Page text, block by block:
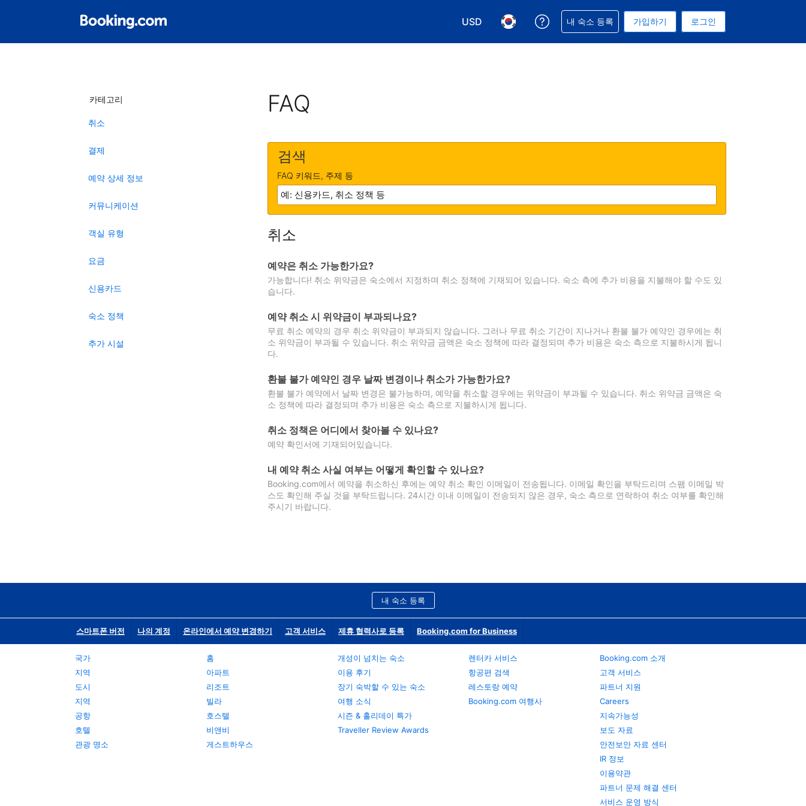
USD
통화 선택. 현재 선택된 통화는 미국 달러입니다
언어 선택. 현재 선택된 언어는 한국어입니다
예약과 관련해 도움을 받으실 수 있습니다
내 숙소 등록 가입하기 로그인
카테고리
취소
결제
예약 상세 정보
커뮤니케이션
객실 유형
요금
신용카드
숙소 정책
추가 시설
FAQ
검색
FAQ 키워드, 주제 등
취소
예약은 취소 가능한가요?
가능합니다! 취소 위약금은 숙소에서 지정하며 취소 정책에 기재되어 있습니다. 숙소 측에 추가 비용을 지불해야 할 수도 있
습니다.
예약 취소 시 위약금이 부과되나요?
무료 취소 예약의 경우 취소 위약금이 부과되지 않습니다. 그러나 무료 취소 기간이 지나거나 환불 불가 예약인 경우에는 취
소 위약금이 부과될 수 있습니다. 취소 위약금 금액은 숙소 정책에 따라 결정되며 추가 비용은 숙소 측으로 지불하시게 됩니
다.
환불 불가 예약인 경우 날짜 변경이나 취소가 가능한가요?
환불 불가 예약에서 날짜 변경은 불가능하며, 예약을 취소할 경우에는 위약금이 부과될 수 있습니다. 취소 위약금 금액은 숙
소 정책에 따라 결정되며 추가 비용은 숙소 측으로 지불하시게 됩니다.
취소 정책은 어디에서 찾아볼 수 있나요?
예약 확인서에 기재되어있습니다.
내 예약 취소 사실 여부는 어떻게 확인할 수 있나요?
Booking.com에서 예약을 취소하신 후에는 예약 취소 확인 이메일이 전송됩니다. 이메일 확인을 부탁드리며 스팸 이메일 박
스도 확인해 주실 것을 부탁드립니다. 24시간 이내 이메일이 전송되지 않은 경우, 숙소 측으로 연락하여 취소 여부를 확인해
주시기 바랍니다.
내 숙소 등록
스마트폰 버전 나의 계정 온라인에서 예약 변경하기 고객 서비스 제휴 협력사로 등록 Booking.com for Business
국가
지역
도시
지역
공항
호텔
관광 명소
홈
아파트
리조트
빌라
호스텔
비앤비
게스트하우스
개성이 넘치는 숙소
이용 후기
장기 숙박할 수 있는 숙소
여행 소식
시즌 & 홀리데이 특가
Traveller Review Awards
렌터카 서비스
항공편 검색
레스토랑 예약
Booking.com 여행사
Booking.com 소개
고객 서비스
파트너 지원
Careers
지속가능성
보도 자료
안전보안 자료 센터
IR 정보
이용약관
파트너 문제 해결 센터
서비스 운영 방식